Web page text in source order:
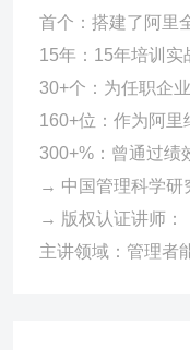
首个：搭建了阿里
15年：15年培训
30+个：为任职企
160+位：作为阿
300+%：曾通过绩
→ 中国管理科学研
→ 版权认证讲师：
主讲领域：管理者